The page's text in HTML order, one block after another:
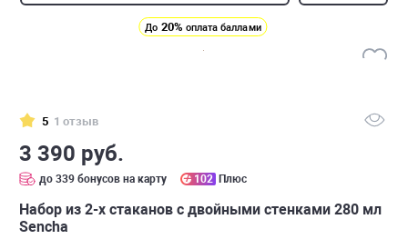
До 20% оплата баллами
5 1 отзыв
3 390 руб.
до 339 бонусов на карту 102 Плюс
Набор из 2-х стаканов с двойными стенками 280 мл
Sencha